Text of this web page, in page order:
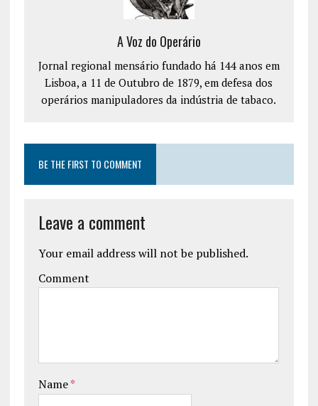
A Voz do Operário
Jornal regional mensário fundado há 144 anos em
Lisboa, a 11 de Outubro de 1879, em defesa dos
operários manipuladores da indústria de tabaco.
BE THE FIRST TO COMMENT
Leave a comment
Your email address will not be published.
Comment
Name*